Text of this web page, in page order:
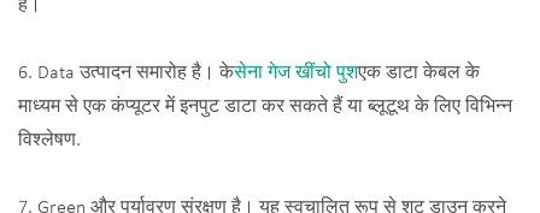
है।
6. Data उत्पादन समारोह है। केसेना गेज खींचो पुशएक डाटा केबल के
माध्यम से एक कंप्यूटर में इनपुट डाटा कर सकते हैं या ब्लूटूथ के लिए विभिन्न
विश्लेषण.
7. Green और पर्यावरण संरक्षण है। यह स्वचालित रूप से शट डाउन करने